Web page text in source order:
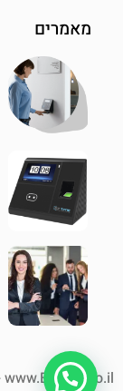
מאמרים
www.Eztime.co.il - © כל הזכויות שמורות